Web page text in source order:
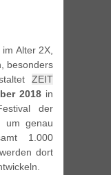
Alter 2X,
besonders
ZEIT
2018 in
der
um genau
1.000
dort